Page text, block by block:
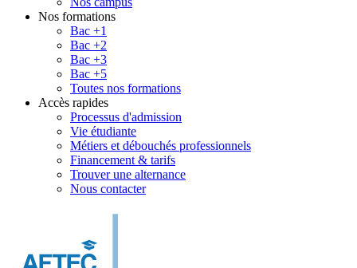
Nos formations
Bac +1
Bac +2
Bac +3
Bac +5
Toutes nos formations
Accès rapides
Processus d'admission
Vie étudiante
Métiers et débouchés professionnels
Financement & tarifs
Trouver une alternance
Nous contacter